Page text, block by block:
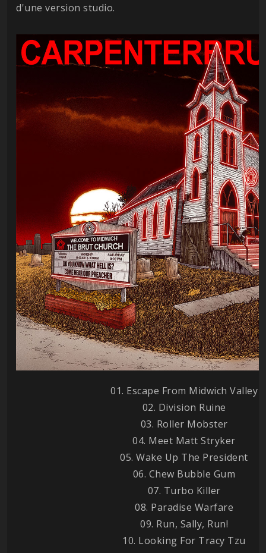
d'une version studio.
01. Escape From Midwich Valley
02. Division Ruine
03. Roller Mobster
04. Meet Matt Stryker
05. Wake Up The President
06. Chew Bubble Gum
07. Turbo Killer
08. Paradise Warfare
09. Run, Sally, Run!
10. Looking For Tracy Tzu